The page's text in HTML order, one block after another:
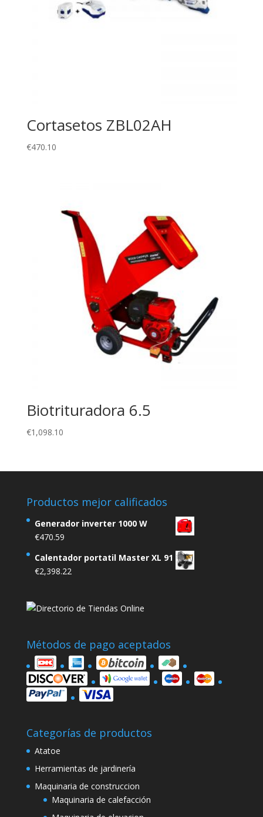
Cortasetos ZBL02AH
€470.10
Biotrituradora 6.5
€1,098.10
Productos mejor calificados
Generador inverter 1000 W
€470.59
Calentador portatil Master XL 91
€2,398.22
Métodos de pago aceptados
Categorías de productos
Atatoe
Herramientas de jardinería
Maquinaria de construccion
Maquinaria de calefacción